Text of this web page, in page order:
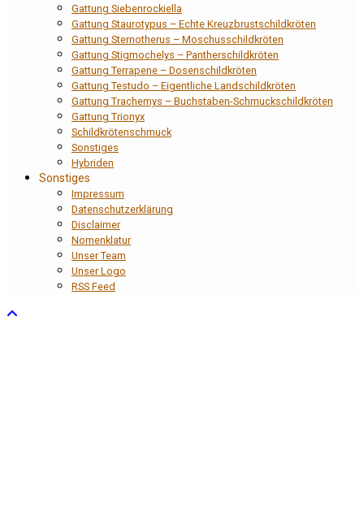
Gattung Siebenrockiella
Gattung Staurotypus – Echte Kreuzbrustschildkröten
Gattung Sternotherus – Moschusschildkröten
Gattung Stigmochelys – Pantherschildkröten
Gattung Terrapene – Dosenschildkröten
Gattung Testudo – Eigentliche Landschildkröten
Gattung Trachemys – Buchstaben-Schmuckschildkröten
Gattung Trionyx
Schildkrötenschmuck
Sonstiges
Hybriden
Sonstiges
Impressum
Datenschutzerklärung
Disclaimer
Nomenklatur
Unser Team
Unser Logo
RSS Feed